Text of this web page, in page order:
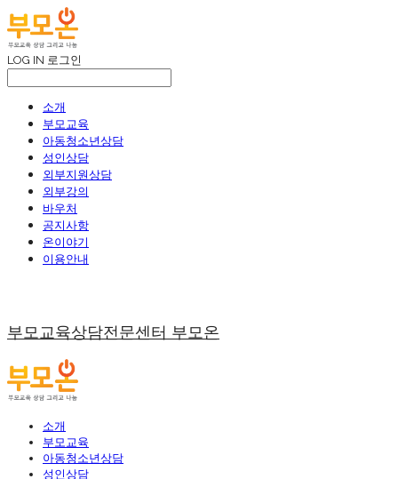
LOG IN 로그인
소개
부모교육
아동청소년상담
성인상담
외부지원상담
외부강의
바우처
공지사항
온이야기
이용안내
부모교육상담전문센터 부모온
소개
부모교육
아동청소년상담
성인상담